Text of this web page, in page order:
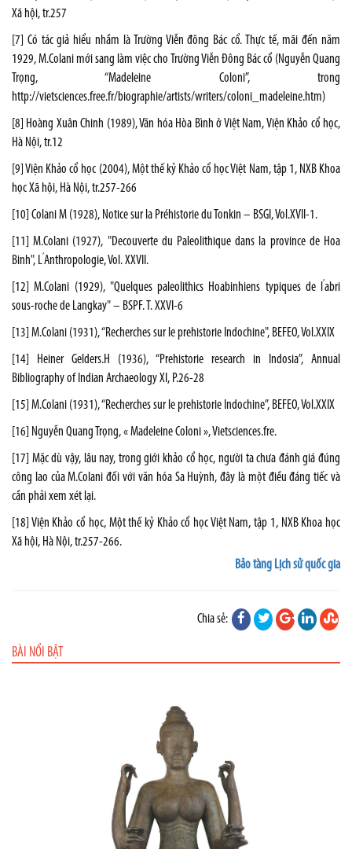
Xã hội, tr.257
[7] Có tác giả hiểu nhầm là Trường Viễn đông Bác cổ. Thực tế, mãi đến năm
1929, M.Colani mới sang làm việc cho Trường Viễn Đông Bác cổ (Nguyễn Quang
Trọng, “Madeleine Coloni”, trong
http://vietsciences.free.fr/biographie/artists/writers/coloni_madeleine.htm)
[8] Hoàng Xuân Chinh (1989), Văn hóa Hòa Bình ở Việt Nam, Viện Khảo cổ học,
Hà Nội, tr.12
[9] Viện Khảo cổ học (2004), Một thế kỷ Khảo cổ học Việt Nam, tập 1, NXB Khoa
học Xã hội, Hà Nội, tr.257-266
[10] Colani M (1928), Notice sur la Préhistorie du Tonkin – BSGI, Vol.XVII-1.
[11]
M.Colani (1927), "Decouverte du Paleolithique dans la province de Hoa
Binh", L’Anthropologie, Vol. XXVII.
[12]
M.Colani (1929), "Quelques paleolithics Hoabinhiens typiques de l ’abri
sous-roche de Langkay" – BSPF. T. XXVI-6
[13] M.Colani (1931), “Recherches sur le prehistorie Indochine", BEFEO, Vol.XXIX
[14]
Heiner Gelders.H (1936), “Prehistorie research in Indosia”, Annual
Bibliography of Indian Archaeology XI, P.26-28
[15] M.Colani (1931), “Recherches sur le prehistorie Indochine”, BEFEO, Vol.XXIX
[16] Nguyễn Quang Trọng, « Madeleine Coloni », Vietsciences.fre.
[17] Mặc dù vậy, lâu nay, trong giới khảo cổ học, người ta chưa đánh giá đúng
công lao của M.Colani đối với văn hóa Sa Huỳnh, đây là một điều đáng tiếc và
cần phải xem xét lại.
[18] Viện Khảo cổ học, Một thế kỷ Khảo cổ học Việt Nam, tập 1, NXB Khoa học
Xã hội, Hà Nội, tr.257-266.
Bảo tàng Lịch sử quốc gia
Chia sẻ:
BÀI NỔI BẬT